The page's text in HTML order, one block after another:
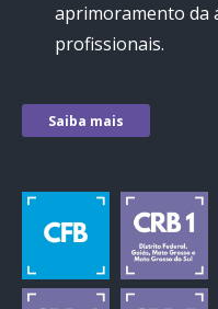
aprimoramento da
profissionais.
Saiba mais